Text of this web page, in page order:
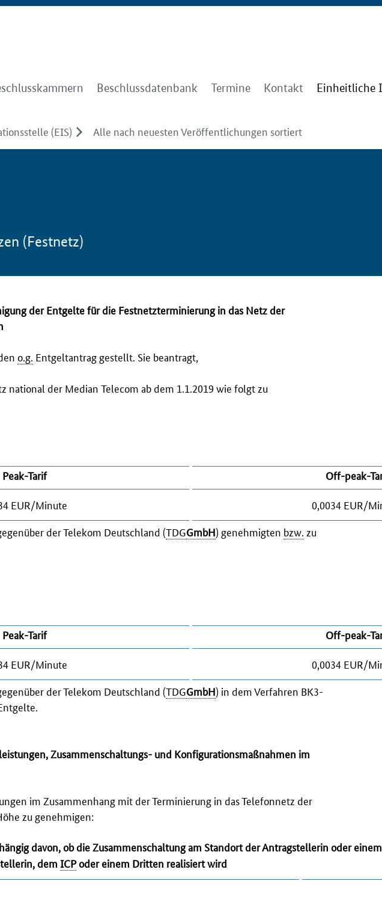
Beschlussdatenbank Termine Kontakt Einheitliche
(EIS) Alle nach neuesten Veröffentlichungen sortiert
(Festnetz)
der Entgelte für die Festnetzterminierung in das Netz der
o.g. Entgeltantrag gestellt. Sie beantragt,
national der Median Telecom ab dem 1.1.2019 wie folgt zu
Peak-Tarif Off-peak-
EUR/Minute
0,0034 EUR/
der Telekom Deutschland (TDGGmbH) genehmigten bzw. zu
Peak-Tarif Off-peak-
EUR/Minute
0,0034 EUR/
der Telekom Deutschland (TDGGmbH) in dem Verfahren BK3-
Zusammenschaltungs- und Konfigurationsmaßnahmen im
im Zusammenhang mit der Terminierung in das Telefonnetz der
zu genehmigen:
davon, ob die Zusammenschaltung am Standort der Antragstellerin oder
dem ICPoder einem Dritten realisiert wird